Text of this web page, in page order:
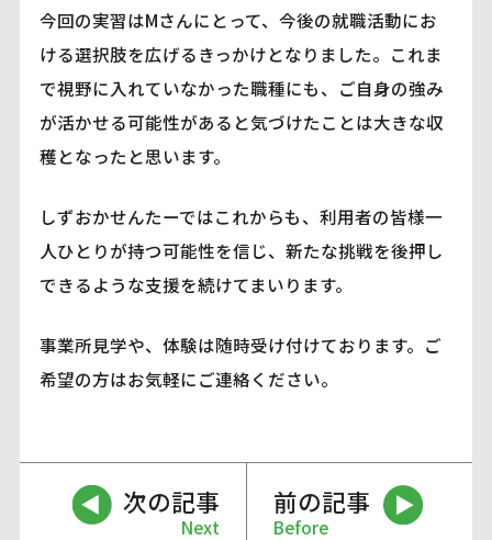
今回の実習はMさんにとって、今後の就職活動にお
ける選択肢を広げるきっかけとなりました。これま
で視野に入れていなかった職種にも、ご自身の強み
が活かせる可能性があると気づけたことは大きな収
穫となったと思います。
しずおかせんたーではこれからも、利用者の皆様一
人ひとりが持つ可能性を信じ、新たな挑戦を後押し
できるような支援を続けてまいります。
事業所見学や、体験は随時受け付けております。ご
希望の方はお気軽にご連絡ください。
次の記事
Next
前の記事
Before